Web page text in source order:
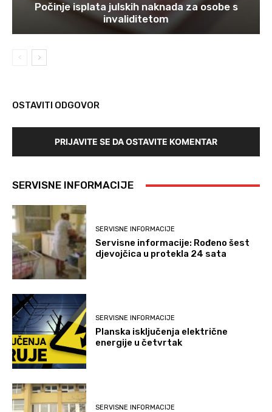
Počinje isplata julskih naknada za osobe s
invaliditetom
OSTAVITI ODGOVOR
PRIJAVITE SE DA OSTAVITE KOMENTAR
SERVISNE INFORMACIJE
SERVISNE INFORMACIJE
Servisne informacije: Rođeno šest
djevojčica u protekla 24 sata
SERVISNE INFORMACIJE
Planska isključenja električne
energije u četvrtak
SERVISNE INFORMACIJE